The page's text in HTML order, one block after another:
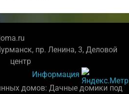
пр. Ленина, 3, Деловой
центр
Информация
домов: Дачные домики под